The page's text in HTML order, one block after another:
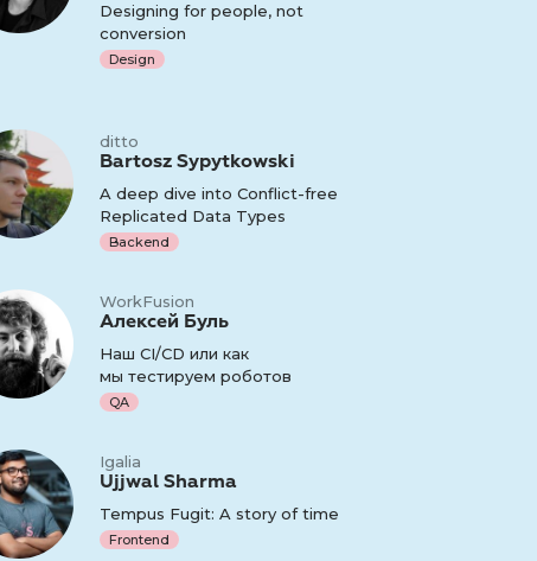
Designing for people, not
conversion
Design
ditto
Bartosz Sypytkowski
A deep dive into Conflict-free
Replicated Data Types
Backend
WorkFusion
Алексей Буль
Наш СI/CD или как
мы тестируем роботов
QA
Igalia
Ujjwal Sharma
Tempus Fugit: A story of time
Frontend